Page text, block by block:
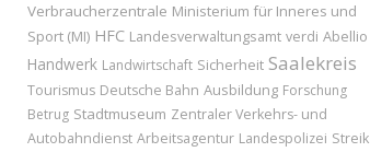
Verbraucherzentrale Ministerium für Inneres und
Sport (MI) HFC Landesverwaltungsamt verdi Abellio
Handwerk Landwirtschaft Sicherheit Saalekreis
Tourismus Deutsche Bahn Ausbildung Forschung
Betrug Stadtmuseum Zentraler Verkehrs- und
Autobahndienst Arbeitsagentur Landespolizei Streik